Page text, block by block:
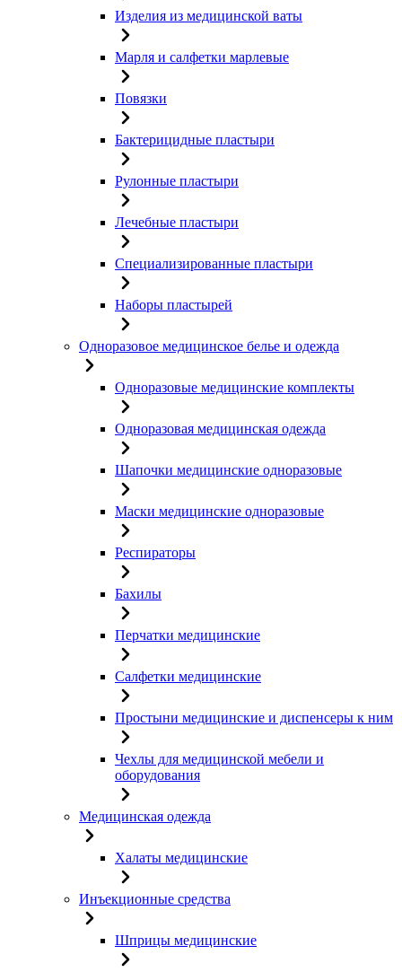
Изделия из медицинской ваты
Марля и салфетки марлевые
Повязки
Бактерицидные пластыри
Рулонные пластыри
Лечебные пластыри
Специализированные пластыри
Наборы пластырей
Одноразовое медицинское белье и одежда
Одноразовые медицинские комплекты
Одноразовая медицинская одежда
Шапочки медицинские одноразовые
Маски медицинские одноразовые
Респираторы
Бахилы
Перчатки медицинские
Салфетки медицинские
Простыни медицинские и диспенсеры к ним
Чехлы для медицинской мебели и
оборудования
Медицинская одежда
Халаты медицинские
Инъекционные средства
Шприцы медицинские